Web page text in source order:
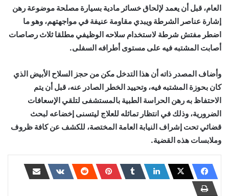
العام، قبل أن يعمد لإلحاق خسائر مادية بسيارة مصلحة موضوعة رهن
إشارة عناصر الشرطة ويبدي مقاومة عنيفة في مواجهتهم، وهو ما
اضطر مفتش شرطة لاستخدام سلاحه الوظيفي مطلقا ثلاث رصاصات
أصابت المشتبه فيه على مستوى أطرافه السفلى.
وأضاف المصدر ذاته أن هذا التدخل مكن من حجز السلاح الأبيض الذي
كان بحوزة المشتبه فيه، وتحييد الخطر الصادر عنه، قبل أن يتم
الاحتفاظ به رهن الحراسة الطبية بالمستشفى لتلقي الإسعافات
الضرورية، وذلك في انتظار تماثله للعلاج ليتسنى إخضاعه لبحث
قضائي تحت إشراف النيابة العامة المختصة، للكشف عن كافة ظروف
وملابسات هذه القضية.